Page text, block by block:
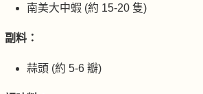
南美大中蝦 (約 15-20 隻)
副料：
蒜頭 (約 5-6 瓣)